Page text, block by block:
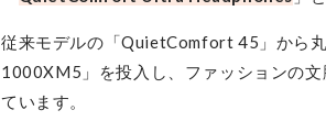
従来モデルの「QuietComfort 45」から
1000XM5」を投入し、ファッションの
ています。